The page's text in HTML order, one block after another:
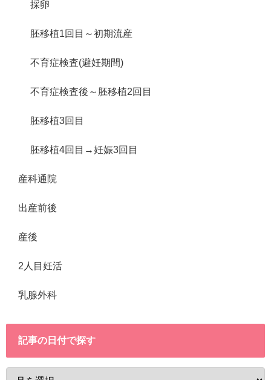
採卵
胚移植1回目～初期流産
不育症検査(避妊期間)
不育症検査後～胚移植2回目
胚移植3回目
胚移植4回目→妊娠3回目
産科通院
出産前後
産後
2人目妊活
乳腺外科
記事の日付で探す